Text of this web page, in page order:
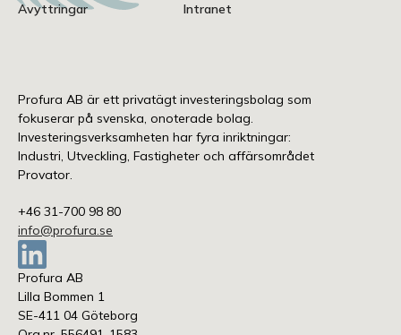
Profura AB är ett privatägt investeringsbolag som
fokuserar på svenska, onoterade bolag.
Investeringsverksamheten har fyra inriktningar:
Industri, Utveckling, Fastigheter och affärsområdet
Provator.
Profura AB
Lilla Bommen 1
SE-411 04 Göteborg
+46 31-700 98 80
info@profura.se
Avyttringar
Intranet